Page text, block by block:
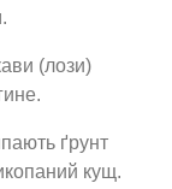
(лози)
ґрунт
кущ.